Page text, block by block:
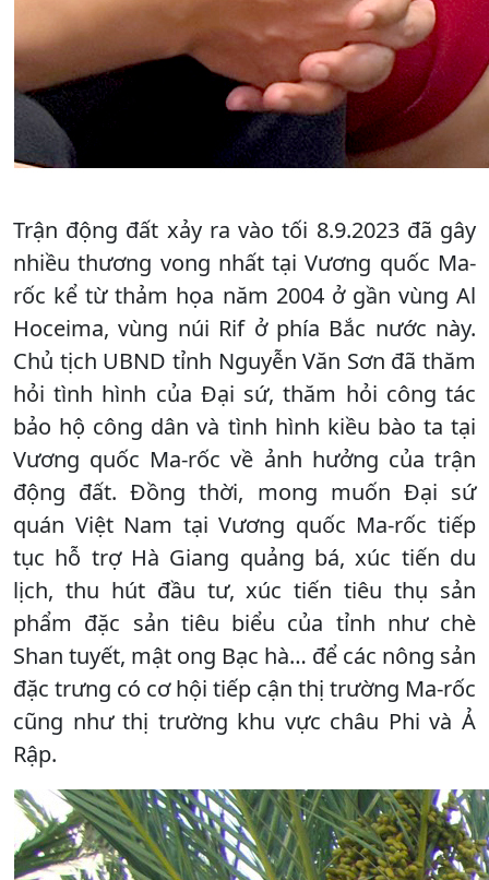
Trận động đất xảy ra vào tối 8.9.2023 đã gây
nhiều thương vong nhất tại Vương quốc Ma-
rốc kể từ thảm họa năm 2004 ở gần vùng Al
Hoceima, vùng núi Rif ở phía Bắc nước này.
Chủ tịch UBND tỉnh Nguyễn Văn Sơn đã thăm
hỏi tình hình của Đại sứ, thăm hỏi công tác
bảo hộ công dân và tình hình kiều bào ta tại
Vương quốc Ma-rốc về ảnh hưởng của trận
động đất. Đồng thời, mong muốn Đại sứ
quán Việt Nam tại Vương quốc Ma-rốc tiếp
tục hỗ trợ Hà Giang quảng bá, xúc tiến du
lịch, thu hút đầu tư, xúc tiến tiêu thụ sản
phẩm đặc sản tiêu biểu của tỉnh như chè
Shan tuyết, mật ong Bạc hà… để các nông sản
đặc trưng có cơ hội tiếp cận thị trường Ma-rốc
cũng như thị trường khu vực châu Phi và Ả
Rập.